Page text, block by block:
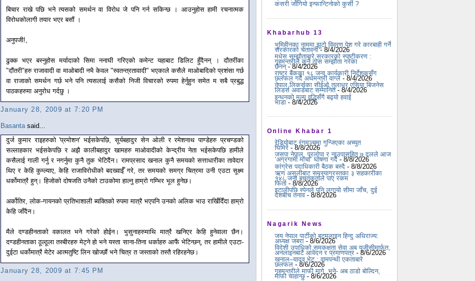
बिचार राखे पछि भने त्यसको समर्थन वा विरोध जे पनि गर्न सकिन्छ । आउनुहोस हामी रचनात्मक
विरोधकोलागी तयार भएर बसौं ।
अनुपजी!,
ढुक्क भएर बस्नुहोस मर्यादाको सिमा ननाघी गरिएको कमेन्ट यहाबाट डिलिट हुँदैनन् । दौतरींका
"दौंतरी"हरु राजावादी वा माओबादी नभै केवल "स्वतन्त्रतावादी" भएकाले कसैले माओबादिको प्रशंसा गर्छ
वा राजाको समर्थन गर्छ भने पनि त्यसलाई कसैको निजी विचारको रुपमा हेर्नुहुन समेत म सबै प्रबुद्ध
पाठकहरुमा अनुरोध गर्दछु ।
January 28, 2009 at 7:20 PM
Basantasaid...
दुर्ज कुमार राइहरुको 'प्रमोशन' भईसकेपछि, सूर्यबहादुर सेन ओली र रमेशनाथ पाण्डेहरु प्रचण्डको
सल्लाहकार भईसकेपछि र अझै कालीबहादुर खामहरु माओवादीको केन्द्रीय नेता भईसकेपछि हामीले
कसैलाई गाली गर्नु र नगर्नुमा कुनै तुक भेटिदैंन। रामप्रसाद खनाल कुनै समयको सत्ताधारीका तावेदार
थिए र केहि कुम्ल्याए, केहि राजाविरोधीको बदख्वाईँ गरे, तर समयको समग्र चित्रमा उनी एउटा सूक्ष्म
धर्कोमात्रै हुन्। हिजोको दोषजति उनैको टाउकोमा हाल्नु हाम्रो गम्भिर भूल हुनेछ।
अर्कोतिर, लोक-गायनको प्रतिभाशाली ब्यक्तिको रुपमा मात्रै भएपनि उनको अलिक भाउ राखिँदिँदा हाम्रो
केहि जाँदैन।
मैले दण्डहीनताको वकालत भने गरेको होईन। भुसुनाहरुमाथि मात्रै खनिएर केहि हुनेवाला छैन।
दण्डहीनताका ठूल्ठूला तस्बीरहरु मेट्ने हो भने यस्ता साना-तिना धर्काहरु आफैं भेटिन्छन्, तर हामीले एउटा-
दुईटा धर्कोमात्रै मेटेर आत्मतुष्टि लिन खोज्छौं भने चित्र त जस्ताको तस्तै रहिरहनेछ।
January 28, 2009 at 7:45 PM
कसरी जोगियो इन्फान्टिनोको कुर्सी ?
Khabarhub 13
भूमिहीनका नाममा झूटो विवरण पेश गरे कारबाही गर्ने
सरकारको चेतावनी- 8/4/2026
मधेस सम्झौताबारे सरकारको स्पष्टीकरण :
गृहमन्त्रीले कुनै ठोस सम्झौता गरेका
छैनन्- 8/4/2026
राष्ट्र बैंकका १८ जना कार्यकारी निर्देशकसँग
छलफल गर्दै अर्थमन्त्री वाग्ले - 8/4/2026
नेपाल लिकर्सका सीईओ तुलाधर एसिया बिजनेस
लिडर्स अवार्डबाट सम्मानित- 8/4/2026
इन्धनको मूल्य वृद्धिसँगै बढ्यो हवाई
भाडा- 8/4/2026
Online Khabar 1
रेडियोबाट रंगमञ्चमा गुन्जिएका अच्युत
घिमिरे - 8/8/2026
जसपा नेपाल, प्रलोपा र नाउपासहित ७ दलले आज
‘अग्रगामी मोर्चा’ घोषणा गर्दै - 8/8/2026
कांग्रेस पदाधिकारी बैठक बस्दै - 8/8/2026
ऋण असुलीबाट समस्याग्रस्तका ३ सहकारीका
१४८ जना बचतकर्ताले पाए रकम
फिर्ता - 8/8/2026
इटालीपछि स्पेनले पनि लगायो सीमा जाँच, दुई
देशबीच तनाव- 8/8/2026
Nagarik News
जय नेपाल पार्टीको बटमलाइन हिन्दु अधिराज्य:
अध्यक्ष जबरा - 8/6/2026
विदेशी उपाधिको समकक्षता सेवा अब यूजीसीमार्फत,
अनलाइनबाटै आवेदन र प्रमाणपत्र - 8/6/2026
खनाल–यादव भेट : वामपन्थी एकताबारे
छलफल - 8/6/2026
गृहमन्त्रीले माफी मागे, भने- अब ठाडो बोल्दिन,
माफी चाहान्छु- 8/6/2026